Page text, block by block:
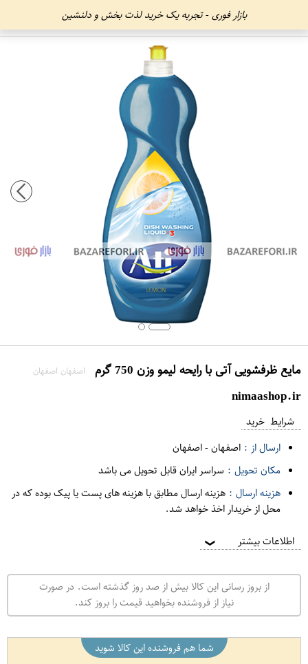
بازار فوری - تجربه یک خرید لذت بخش و دلنشین
مایع ظرفشویی آتی با رایحه لیمو وزن 750 گرم اصفهان اصفهان
nimaashop.ir
شرایط خرید
ارسال از : اصفهان-اصفهان
مکان تحویل : سراسر ایران قابل تحویل می باشد
هزینه ارسال : هزینه ارسال مطابق با هزینه های پست یا پیک بوده که در
محل از خریدار اخذ خواهد شد.
اطلاعات بیشتر ❯
از بروز رسانی این کالا بیش از صد روز گذشته است. در صورت
نیاز از فروشنده بخواهید قیمت را بروز کند.
شما هم فروشنده این کالا شوید